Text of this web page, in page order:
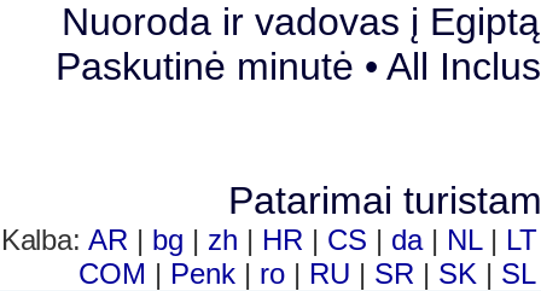
Nuoroda ir vadovas į
Paskutinė minutė • All
Patarimai
Kalba:AR | bg | zh | HR | CS | da | NL |
COM | Penk | ro | RU | SR | SK |